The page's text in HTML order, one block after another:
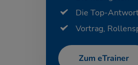
Die Top-
Vortrag,
Zum eTrainer